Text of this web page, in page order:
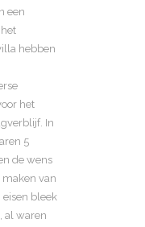
een
hebben
het
In
5
de wens
maken van
eisen bleek
al waren